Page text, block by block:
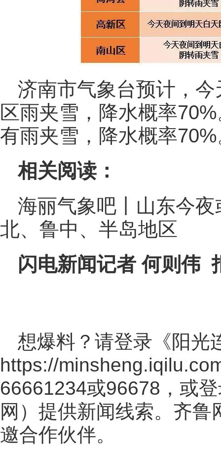
济南市气象台预计，
区雨夹雪，降水概率
有雨夹雪，降水概率
相关阅读：
海丽气象吧丨山东今
北、鲁中、半岛地区
闪电新闻记者 何则伟
想爆料？请登录《阳光
https://
66661234或96678，或
网 ）提供新闻线索。齐鲁
邀合作伙伴。